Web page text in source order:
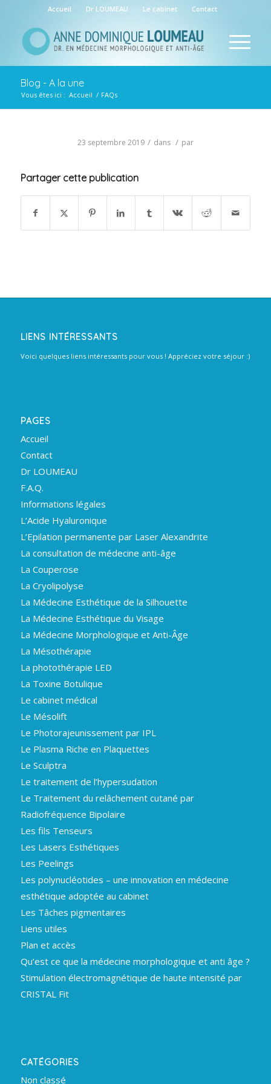
Accueil Dr LOUMEAU Le cabinet Contact
Blog - A la une
Vous êtes ici : Accueil / FAQs
23 septembre 2019 / dans / par
Partager cette publication
LIENS INTÉRESSANTS
Voici quelques liens intéressants pour vous ! Appréciez votre séjour :)
PAGES
Accueil
Contact
Dr LOUMEAU
F.A.Q.
Informations légales
L’Acide Hyaluronique
L’Epilation permanente par Laser Alexandrite
La consultation de médecine anti-âge
La Couperose
La Cryolipolyse
La Médecine Esthétique de la Silhouette
La Médecine Esthétique du Visage
La Médecine Morphologique et Anti-Âge
La Mésothérapie
La photothérapie LED
La Toxine Botulique
Le cabinet médical
Le Mésolift
Le Photorajeunissement par IPL
Le Plasma Riche en Plaquettes
Le Sculptra
Le traitement de l’hypersudation
Le Traitement du relâchement cutané par
Radiofréquence Bipolaire
Les fils Tenseurs
Les Lasers Esthétiques
Les Peelings
Les polynucléotides – une innovation en médecine
esthétique adoptée au cabinet
Les Tâches pigmentaires
Liens utiles
Plan et accès
Qu’est ce que la médecine morphologique et anti âge ?
Stimulation électromagnétique de haute intensité par
CRISTAL Fit
CATÉGORIES
Non classé